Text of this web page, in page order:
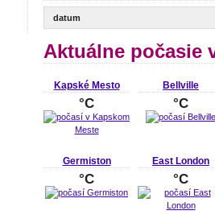
datum
Aktuálne počasie
Kapské Mesto
°C
Bellville
°C
Germiston
°C
East London
°C